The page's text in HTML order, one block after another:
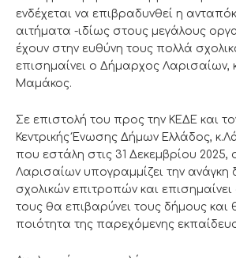
ενδέχεται να επιβραδυνθεί η
αιτήματα -ιδίως στους μεγάλους
έχουν στην ευθύνη τους πολλά
επισημαίνει ο Δήμαρχος
Μαμάκος.
Σε επιστολή του προς την ΚΕΔΕ και
Κεντρικής Ένωσης Δήμων Ελλάδος,
που εστάλη στις 31 Δεκεμβρίου
Λαρισαίων υπογραμμίζει την ανάγκη
σχολικών επιτροπών και
τους θα επιβαρύνει τους δήμους και
ποιότητα της παρεχόμενης